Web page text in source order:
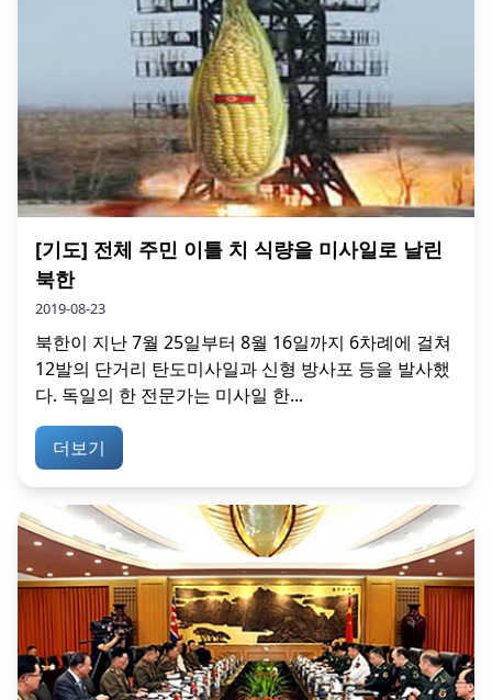
[기도] 전체 주민 이틀 치 식량을 미사일로 날린
북한
2019-08-23
북한이 지난 7월 25일부터 8월 16일까지 6차례에 걸쳐
12발의 단거리 탄도미사일과 신형 방사포 등을 발사했
다. 독일의 한 전문가는 미사일 한...
더보기